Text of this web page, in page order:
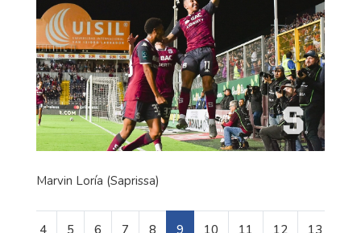
Marvin Loría (Saprissa)
4 5 6 7 8 9 10 11 12 13